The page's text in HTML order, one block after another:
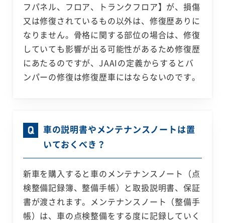
フパネル、フロア、トランクフロア】が、損傷
又は修復されているもの以外は、修復歴ありに
なりません。骨格に関する部位の場合は、修復
していても影響が出る可能性があるため修復歴
にあたるのですが、JAAIの定義からするとバ
ンパーの修復は修復歴車にはならないのです。
車の説明書やメンテナンスノートは置
いておくべき？
新車を購入すると車のメンテナンスノート（点
検整備記録簿、整備手帳）と取扱説明書、保証
書が渡されます。メンテナンスノート（整備手
帳）は、車の点検整備をする度に記録していく